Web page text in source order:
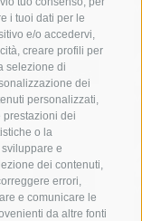
i tuoi dati per le
e/o accedervi,
creare profili per
selezione di
dei
personalizzati,
prestazioni dei
o la
e
dei contenuti,
errori,
e comunicare le
da altre fonti
arresto
carabinieri
incidente
lubrense